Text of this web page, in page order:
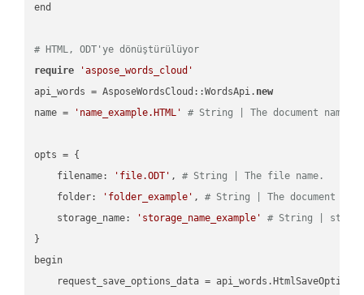
end
# HTML, ODT'ye dönüştürülüyor
require
'aspose_words_cloud'
api_words = AsposeWordsCloud::WordsApi. new
name =
'name_example.HTML' # String | The document name.
opts = {
    filename:
'file.ODT' , # String | The file name.
    folder:
'folder_example' , # String | The document
    storage_name:
'storage_name_example'
# String |
}
begin
request_save_options_data =